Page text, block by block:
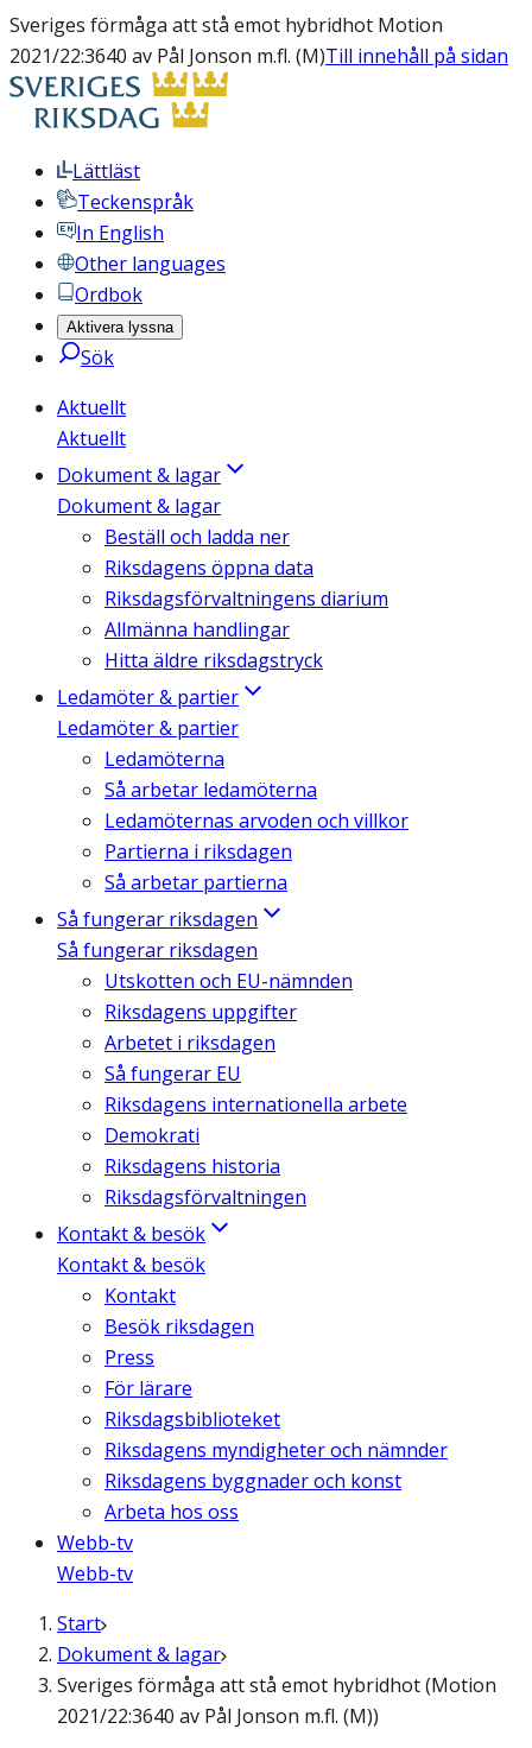
Sveriges förmåga att stå emot hybridhot Motion
2021/22:3640 av Pål Jonson m.fl. (M)Till innehåll på sidan
Lättläst
Teckenspråk
In English
Other languages
Ordbok
Aktivera lyssna
Sök
Aktuellt
Aktuellt
Dokument & lagar
Dokument & lagar
Beställ och ladda ner
Riksdagens öppna data
Riksdagsförvaltningens diarium
Allmänna handlingar
Hitta äldre riksdagstryck
Ledamöter & partier
Ledamöter & partier
Ledamöterna
Så arbetar ledamöterna
Ledamöternas arvoden och villkor
Partierna i riksdagen
Så arbetar partierna
Så fungerar riksdagen
Så fungerar riksdagen
Utskotten och EU-nämnden
Riksdagens uppgifter
Arbetet i riksdagen
Så fungerar EU
Riksdagens internationella arbete
Demokrati
Riksdagens historia
Riksdagsförvaltningen
Kontakt & besök
Kontakt & besök
Kontakt
Besök riksdagen
Press
För lärare
Riksdagsbiblioteket
Riksdagens myndigheter och nämnder
Riksdagens byggnader och konst
Arbeta hos oss
Webb-tv
Webb-tv
Start
Dokument & lagar
Sveriges förmåga att stå emot hybridhot (Motion
2021/22:3640 av Pål Jonson m.fl. (M))